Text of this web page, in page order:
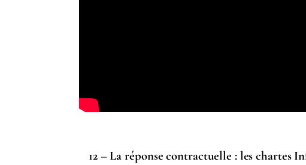
12 – La réponse contractuelle : les chartes